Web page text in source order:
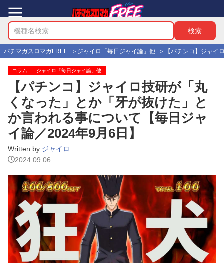
パチマガスロマガFREE ジャイロ「毎日ジャイ論」他 【パチンコ】ジャ
コラム ジャイロ「毎日ジャイ論」他
【パチンコ】ジャイロ技研が「丸
くなった」とか「牙が抜けた」と
か言われる事について【毎日ジャ
イ論／2024年9月6日】
Written by ジャイロ
2024.09.06